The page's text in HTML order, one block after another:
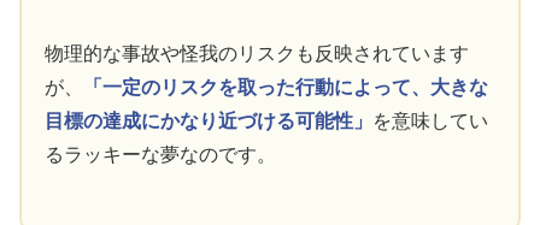
物理的な事故や怪我のリスクも反映されています
が、
「一定のリスクを取った行動によって、大きな
目標の達成にかなり近づける可能性」
を意味してい
るラッキーな夢なのです。